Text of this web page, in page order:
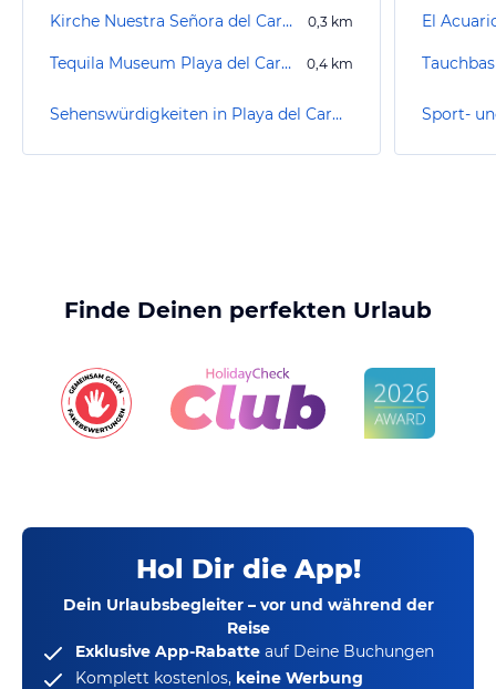
Kirche Nuestra Señora del Carmen 0,3 km
Tequila Museum Playa del Carmen 0,4 km
Sehenswürdigkeiten in Playa del Carmen / Playacar
El
Finde Deinen perfekten Urlaub
Hol Dir die App!
Dein Urlaubsbegleiter – vor und während der
Reise
Exklusive App-Rabatte auf Deine Buchungen
Komplett kostenlos, keine Werbung